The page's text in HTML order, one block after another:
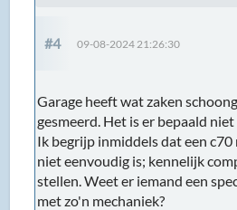
#4 09-08-2024 21:26:30
Garage heeft wat zaken
gesmeerd. Het is er bepaald
Ik begrijp inmiddels dat een c70
niet eenvoudig is; kennelijk
stellen. Weet er iemand een
met zo'n mechaniek?